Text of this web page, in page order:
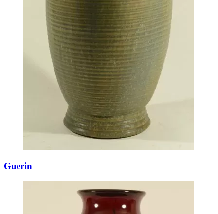
Guerin